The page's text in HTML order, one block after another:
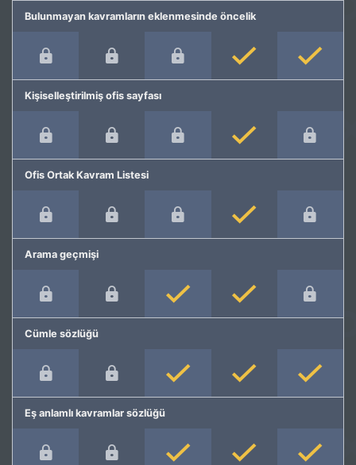
Bulunmayan kavramların eklenmesinde öncelik
Kişiselleştirilmiş ofis sayfası
Ofis Ortak Kavram Listesi
Arama geçmişi
Cümle sözlüğü
Eş anlamlı kavramlar sözlüğü